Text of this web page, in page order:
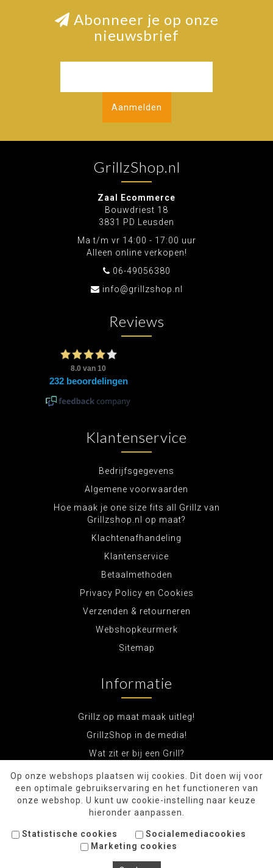
Abonneer je op onze
nieuwsbrief
Aanmelden
GrillzShop.nl
Zaal Ecommerce
Bouwdriest 18
3831 PD Leusden
Ma t/m vr 14:00 - 17:00 uur
Alleen online verkopen!
06-49056380
info@grillzshop.nl
Reviews
Klantenservice
Bedrijfsgegevens
Algemene voorwaarden
Hoe maak je one size fits all Grillz van
Grillzshop.nl op maat?
Klachtenafhandeling
Klantenservice
Betaalmethoden
Privacy Policy en Cookies
Verzenden & retourneren
Webshopkeurmerk
Sitemap
Informatie
Grillz op maat maak uitleg!
GrillzShop in de media!
Wat zit er bij een Grill?
Op onze webshops plaatsen wij cookies. Dit doen wij voor
een optimale gebruikservaring en het functioneren van
onze webshop. U kunt uw cookie-instelling naar keuze
hieronder aanpassen.
Statistische cookies
Socialemediacookies
Marketing cookies